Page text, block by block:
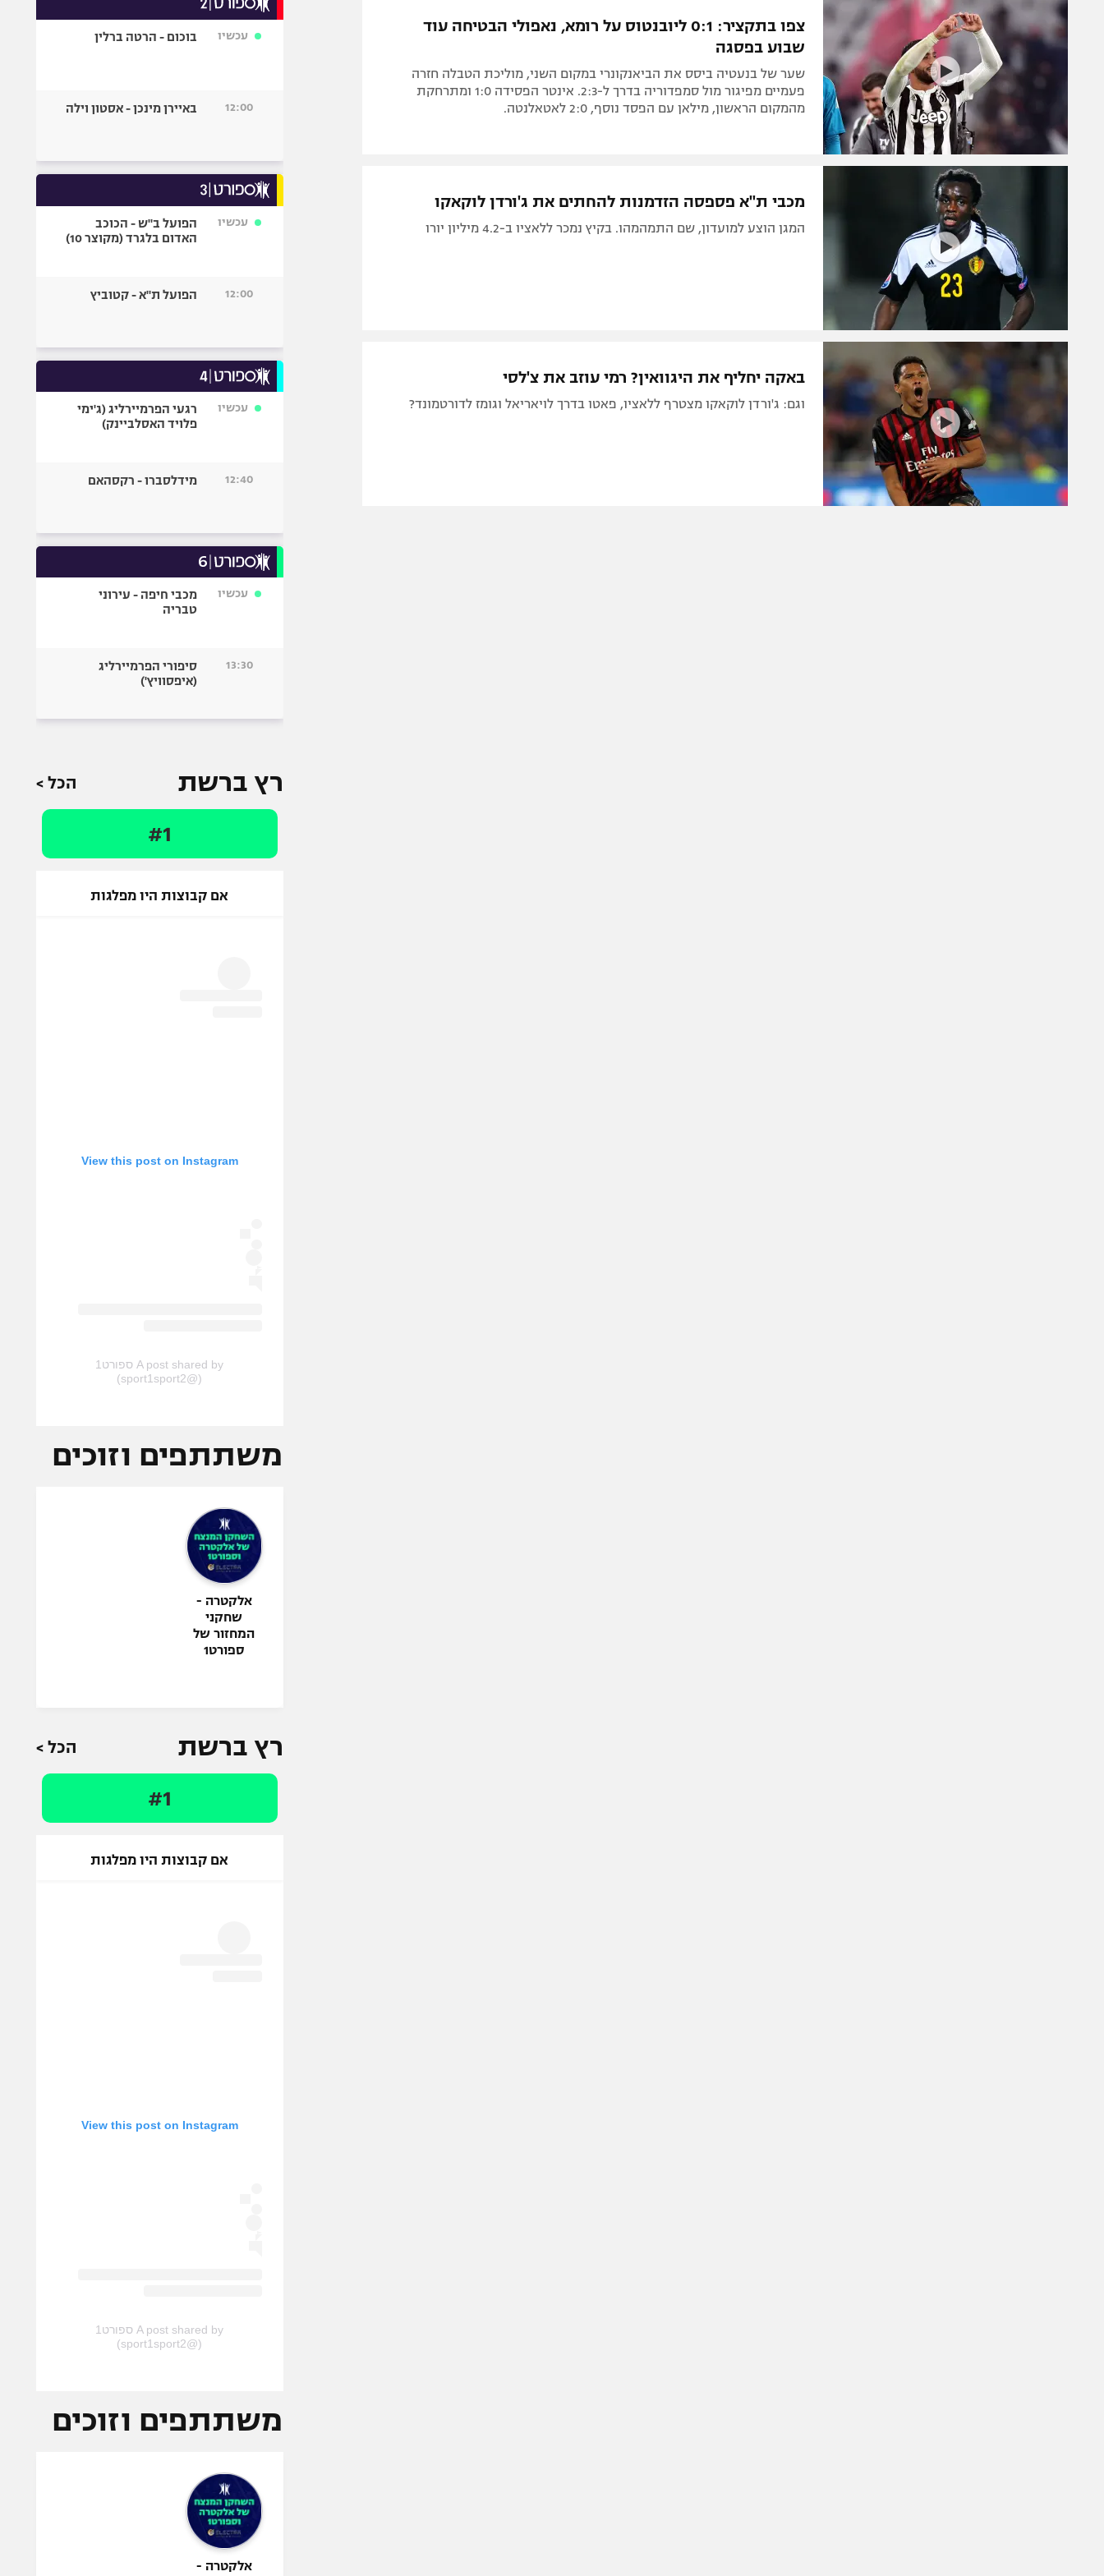
תקנון משתתפים וזוכים בפרסים
תקנון עבור פעילות אלקטרה
תקנון עבור פעילות ספורט 1 – "מרלן"
טניס
גיימינג E-Sports
תנאי שימוש
מדיניות פרטיות
תקנון פעילות ספורט 1
רשיון להקרנה פומבית לבית עסק
הצטרפות לחבילת הערוצים
לוח דרושים – ג'ובנט
תגיות
הפועל באר שבע
מכבי נתניה
בני יהודה
ספורט מוטורי
בייסבול MLB
גיימינג E-Sports
צפו בתקציר: 0:1 ליובנטוס על רומא, נאפולי הבטיחה עוד
שבוע בפסגה
שער של בנעטיה ביסס את הביאנקונרי במקום השני, מוליכת הטבלה חזרה
פעמיים מפיגור מול סמפדוריה בדרך ל-2:3. אינטר הפסידה 1:0 ומתרחקת
מהמקום הראשון, מילאן עם הפסד נוסף, 2:0 לאטאלנטה.
מכבי ת"א פספסה הזדמנות להחתים את ג'ורדן לוקאקו
המגן הוצע למועדון, שם התמהמהו. בקיץ נמכר ללאציו ב-4.2 מיליון יורו
באקה יחליף את היגוואין? רמי עוזב את צ'לסי
וגם: ג'ורדן לוקאקו מצטרף ללאציו, פאטו בדרך לויאריאל וגומז לדורטמונד?
עכשיו בוכום - הרטה ברלין
12:00 באיירן מינכן - אסטון וילה
עכשיו
הפועל ב"ש - הכוכב
האדום בלגרד (מקוצר 10)
12:00 הפועל ת"א - קטוביץ
עכשיו
רגעי הפרמיירליג (ג'ימי
פלויד האסלביינק)
12:40 מידלסברו - רקסהאם
עכשיו
מכבי חיפה - עירוני
טבריה
13:30
סיפורי הפרמיירליג
(איפסוויץ')
רץ ברשת הכל >
#1
אם קבוצות היו מפלגות
View this post on Instagram
A post shared by ספורט1
(@sport1sport2)
משתתפים וזוכים
אלקטרה -
שחקני
המחזור של
ספורט1
רץ ברשת הכל >
#1
אם קבוצות היו מפלגות
View this post on Instagram
A post shared by ספורט1
(@sport1sport2)
משתתפים וזוכים
אלקטרה -